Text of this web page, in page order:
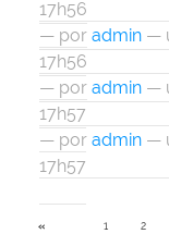
17h56
— por admin —
17h56
— por admin —
17h57
— por admin —
17h57
«
1 2